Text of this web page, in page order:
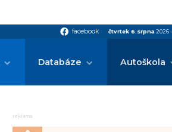
facebook facebook čtvrtek 6.srpna 2026•
Databáze Autoškola
reklama